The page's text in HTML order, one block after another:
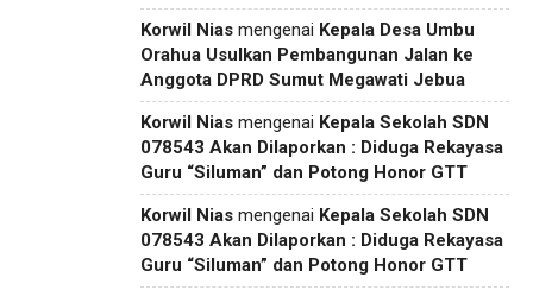
Korwil Nias mengenai Kepala Desa Umbu
Orahua Usulkan Pembangunan Jalan ke
Anggota DPRD Sumut Megawati Jebua
Korwil Nias mengenai Kepala Sekolah SDN
078543 Akan Dilaporkan : Diduga Rekayasa
Guru “Siluman” dan Potong Honor GTT
Korwil Nias mengenai Kepala Sekolah SDN
078543 Akan Dilaporkan : Diduga Rekayasa
Guru “Siluman” dan Potong Honor GTT